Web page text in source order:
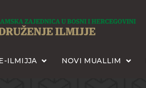
ILMIJJA NOVI MUALLIM